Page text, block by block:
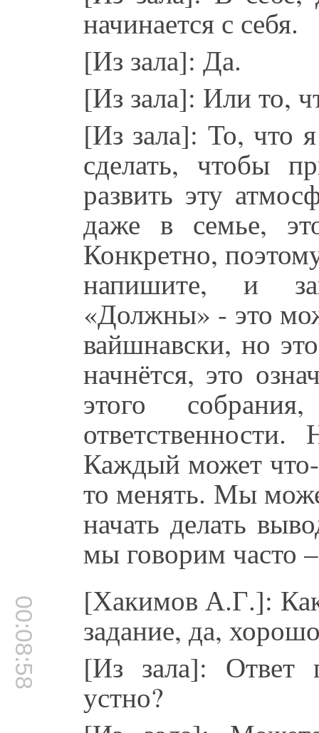
начинается с себя.
[Из зала]: Да.
[Из зала]: Или то,
[Из зала]: То, что
сделать, чтобы
развить эту
даже в семье,
Конкретно,
напишите, и
«Должны» - это
вайшнавски, но
начнётся, это
этого
Каждый может
то менять. Мы
начать делать
мы говорим часто
00:08:58 [Хакимов А.Г.]:
задание, да,
[Из зала]: Ответ
устно?